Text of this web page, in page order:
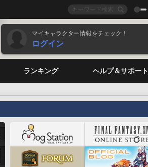
マイキャラクター情報をチェック！
ログイン
ランキング ヘルプ＆サポート